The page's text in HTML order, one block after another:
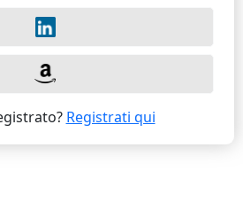
Registrati qui